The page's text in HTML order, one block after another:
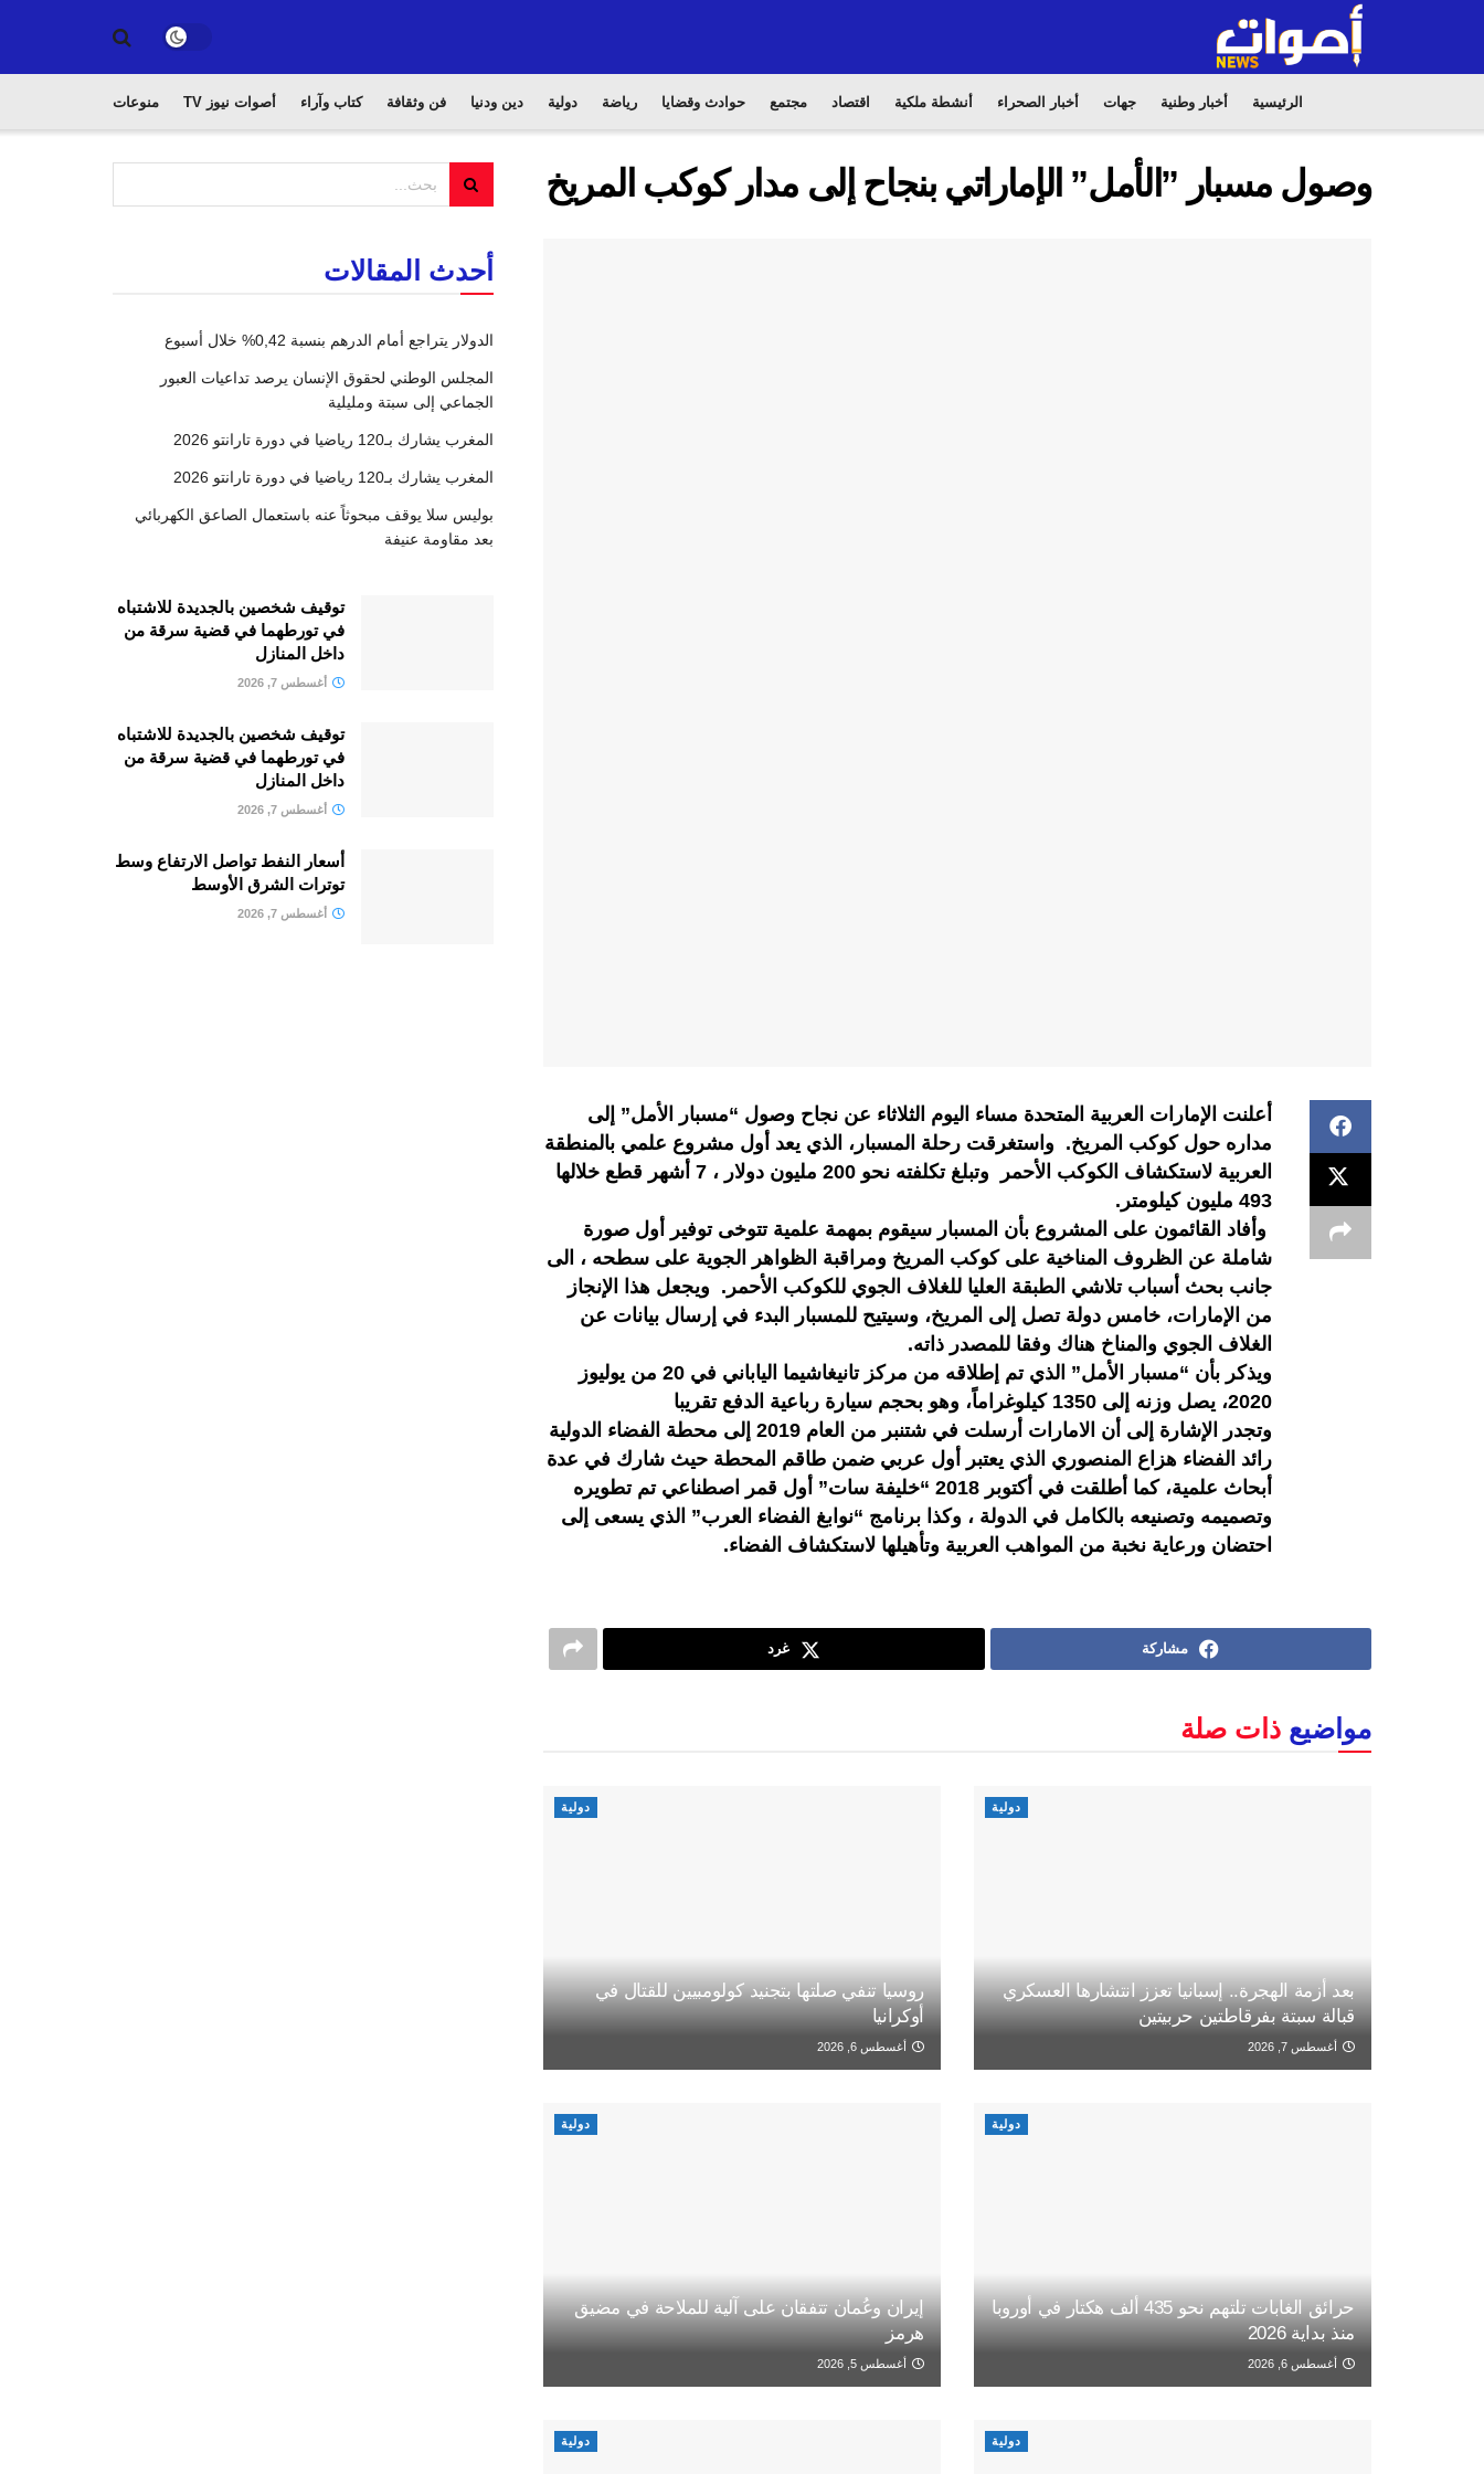
الرئيسية أخبار وطنية جهات أخبار الصحراء أنشطة ملكية اقتصاد مجتمع حوادث وقضايا رياضة دولية دين ودنيا فن وثقافة كتاب وآراء أصوات نيوز TV منوعات
وصول مسبار ”الأمل” الإماراتي بنجاح إلى مدار كوكب المريخ
أعلنت الإمارات العربية المتحدة مساء اليوم الثلاثاء عن نجاح وصول “مسبار الأمل” إلى
مداره حول كوكب المريخ. واستغرقت رحلة المسبار، الذي يعد أول مشروع علمي بالمنطقة
العربية لاستكشاف الكوكب الأحمر وتبلغ تكلفته نحو 200 مليون دولار ، 7 أشهر قطع خلالها
493 مليون كيلومتر.
وأفاد القائمون على المشروع بأن المسبار سيقوم بمهمة علمية تتوخى توفير أول صورة
شاملة عن الظروف المناخية على كوكب المريخ ومراقبة الظواهر الجوية على سطحه ، الى
جانب بحث أسباب تلاشي الطبقة العليا للغلاف الجوي للكوكب الأحمر. ويجعل هذا الإنجاز
من الإمارات، خامس دولة تصل إلى المريخ، وسيتيح للمسبار البدء في إرسال بيانات عن
الغلاف الجوي والمناخ هناك وفقا للمصدر ذاته.
ويذكر بأن “مسبار الأمل” الذي تم إطلاقه من مركز تانيغاشيما الياباني في 20 من يوليوز
2020، يصل وزنه إلى 1350 كيلوغراماً، وهو بحجم سيارة رباعية الدفع تقريبا
وتجدر الإشارة إلى أن الامارات أرسلت في شتنبر من العام 2019 إلى محطة الفضاء الدولية
رائد الفضاء هزاع المنصوري الذي يعتبر أول عربي ضمن طاقم المحطة حيث شارك في عدة
أبحاث علمية، كما أطلقت في أكتوبر 2018 “خليفة سات” أول قمر اصطناعي تم تطويره
وتصميمه وتصنيعه بالكامل في الدولة ، وكذا برنامج “نوابغ الفضاء العرب” الذي يسعى إلى
احتضان ورعاية نخبة من المواهب العربية وتأهيلها لاستكشاف الفضاء.
مشاركة غرد
مواضيع ذات صلة
دولية
بعد أزمة الهجرة.. إسبانيا تعزز انتشارها العسكري
قبالة سبتة بفرقاطتين حربيتين
أغسطس 7, 2026
دولية
روسيا تنفي صلتها بتجنيد كولومبيين للقتال في
أوكرانيا
أغسطس 6, 2026
دولية
حرائق الغابات تلتهم نحو 435 ألف هكتار في أوروبا
منذ بداية 2026
أغسطس 6, 2026
دولية
إيران وعُمان تتفقان على آلية للملاحة في مضيق
هرمز
أغسطس 5, 2026
دولية دولية
أحدث المقالات
الدولار يتراجع أمام الدرهم بنسبة 0,42% خلال أسبوع
المجلس الوطني لحقوق الإنسان يرصد تداعيات العبور
الجماعي إلى سبتة ومليلية
المغرب يشارك بـ120 رياضيا في دورة تارانتو 2026
المغرب يشارك بـ120 رياضيا في دورة تارانتو 2026
بوليس سلا يوقف مبحوثاً عنه باستعمال الصاعق الكهربائي
بعد مقاومة عنيفة
توقيف شخصين بالجديدة للاشتباه
في تورطهما في قضية سرقة من
داخل المنازل
أغسطس 7, 2026
توقيف شخصين بالجديدة للاشتباه
في تورطهما في قضية سرقة من
داخل المنازل
أغسطس 7, 2026
أسعار النفط تواصل الارتفاع وسط
توترات الشرق الأوسط
أغسطس 7, 2026